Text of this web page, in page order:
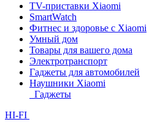
TV-приставки Xiaomi
SmartWatch
Фитнес и здоровье с Xiaomi
Умный дом
Товары для вашего дома
Электротранспорт
Гаджеты для автомобилей
Наушники Xiaomi
Гаджеты
HI-FI